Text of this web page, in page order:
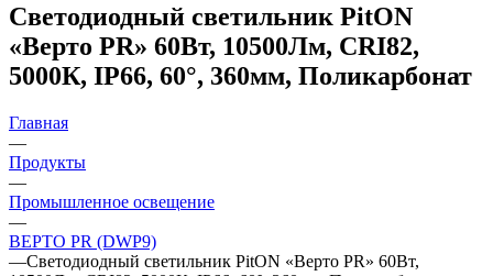
Светодиодный светильник PitON
«Верто PR» 60Вт, 10500Лм, CRI82,
5000К, IP66, 60°, 360мм, Поликарбонат
Главная
—
Продукты
—
Промышленное освещение
—
ВЕРТО PR (DWP9)
—Светодиодный светильник PitON «Верто PR» 60Вт,